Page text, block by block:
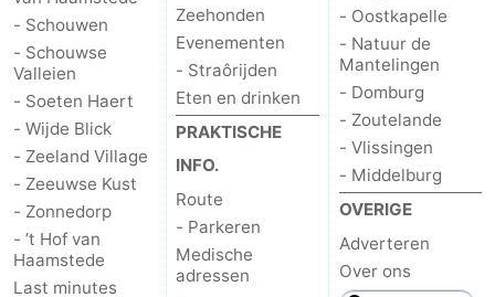
Mantelingen
Zoutelande
Vlissingen
-
Middelburg
Weer
Contact
- Schouwen
- Schouwse
Valleien
- Soeten Haert
- Wijde Blick
- Zeeland Village
- Zeeuwse Kust
- Zonnedorp
- ’t Hof van
Haamstede
Last minutes
Zeehonden
Evenementen
- Straôrijden
Eten en drinken
PRAKTISCHE
INFO.
Route
- Parkeren
Medische
adressen
- Oostkapelle
- Natuur de
Mantelingen
- Domburg
- Zoutelande
- Vlissingen
- Middelburg
OVERIGE
Adverteren
Over ons